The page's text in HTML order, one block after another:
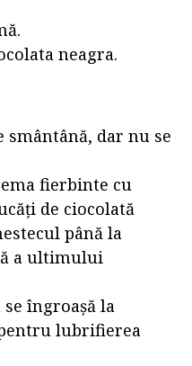
neagra.
smântână, dar nu se
fierbinte cu
de ciocolată
până la
a ultimului
îngroașă la
lubrifierea